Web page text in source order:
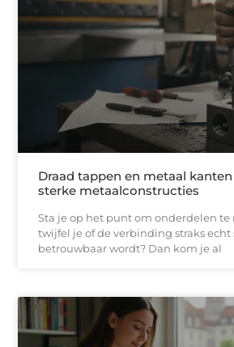
Draad tappen en metaal
sterke metaalconstructies
Sta je op het punt om onderdelen te
twijfel je of de verbinding straks echt
betrouwbaar wordt? Dan kom je al